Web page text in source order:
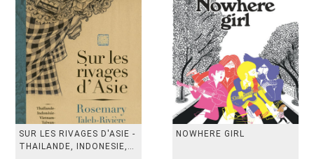
SUR LES RIVAGES D'ASIE -
THAILANDE, INDONESIE,
NOWHERE GIRL